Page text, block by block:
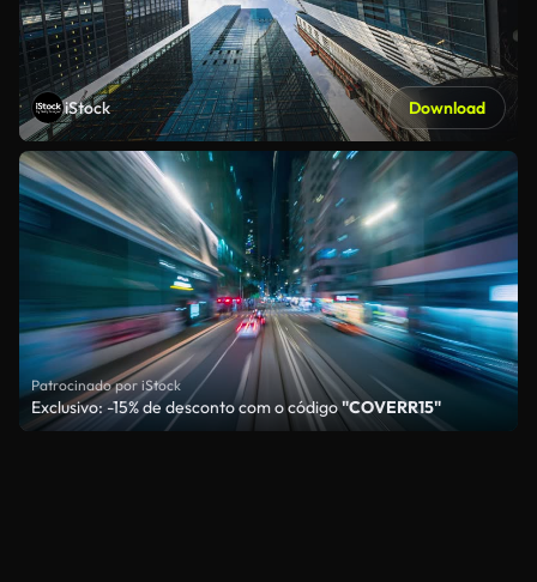
iStock Download
Patrocinado por iStock
Exclusivo: -15% de desconto com o código"COVERR15"